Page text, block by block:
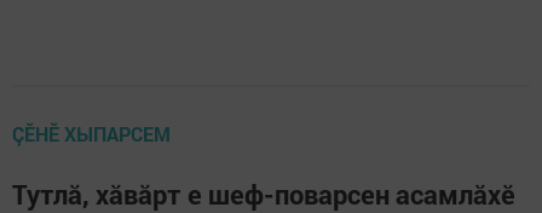
ÇӖНӖ ХЫПАРСЕМ
Тутлă, хăвăрт е шеф-поварсен асамлăхӗ